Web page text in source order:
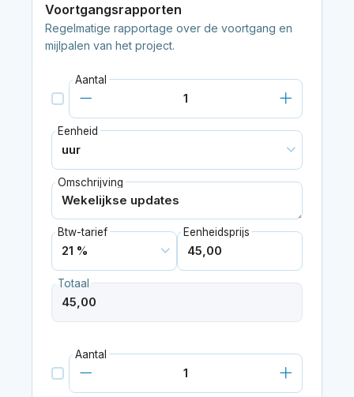
Voortgangsrapporten
Regelmatige rapportage over de voortgang en
mijlpalen van het project.
Aantal
Eenheid
Omschrijving
Btw-tarief Eenheidsprijs
Totaal
Aantal